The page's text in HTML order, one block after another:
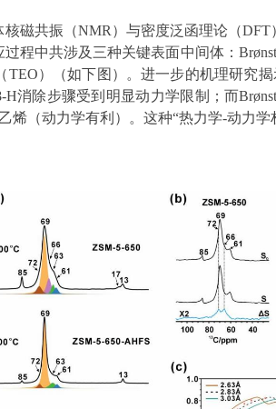
磁共振（NMR）与密度泛函理论（
程中共涉及三种关键表面中间体：
TEO）（如下图）。进一步的机理研究
消除步骤受到明显动力学限制；而
烯（动力学有利）。这种“热力学-动力